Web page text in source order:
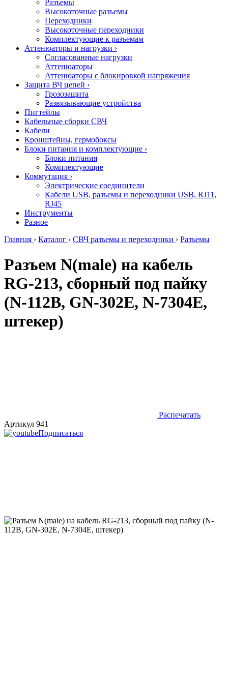
Разъемы
Высокоточные разъемы
Переходники
Высокоточные переходники
Комплектующие к разъемам
Аттенюаторы и нагрузки ›
Согласованные нагрузки
Аттенюаторы
Аттенюаторы с блокировкой напряжения
Защита ВЧ цепей ›
Грозозащита
Развязывающие устройства
Пигтейлы
Кабельные сборки СВЧ
Кабели
Кронштейны, гермобоксы
Блоки питания и комплектующие ›
Блоки питания
Комплектующие
Коммутация ›
Электрические соединители
Кабели USB, разъемы и переходники USB, RJ11,
RJ45
Инструменты
Разное
Главная › Каталог › СВЧ разъемы и переходники › Разъемы
Разъем N(male) на кабель
RG-213, сборный под пайку
(N-112B, GN-302E, N-7304E,
штекер)
Распечатать
Артикул 941
Подписаться